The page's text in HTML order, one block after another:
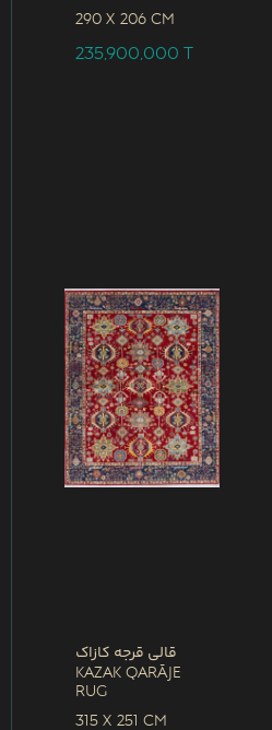
290 x 206 CM
235,900,000T
قالی قرجه کازاک
Kazak Qarāje
Rug
315 x 251 CM